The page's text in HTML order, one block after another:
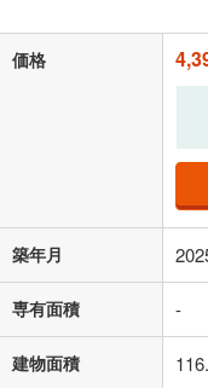
上、ご自身での入力をお
る値は、実際の金融機
の金融機関等における
済方法「元利均等返済
適用した場合の計算結
その他月額費用や、初
借り入れの際は各金融
す。
条件によってお借り入れ
不動産会
価格
築年月
専有面積 -
建物面積